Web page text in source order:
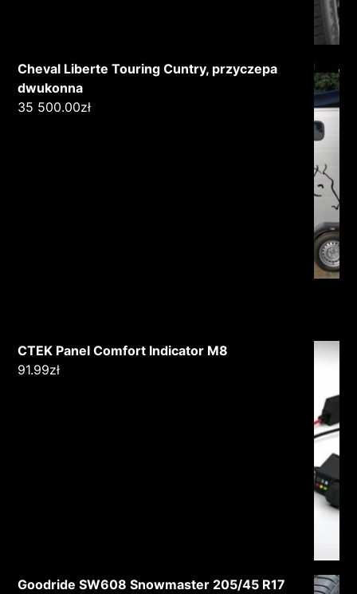
Cheval Liberte Touring Cuntry, przyczepa
dwukonna
35 500.00zł
CTEK Panel Comfort Indicator M8
91.99zł
Goodride SW608 Snowmaster 205/45 R17